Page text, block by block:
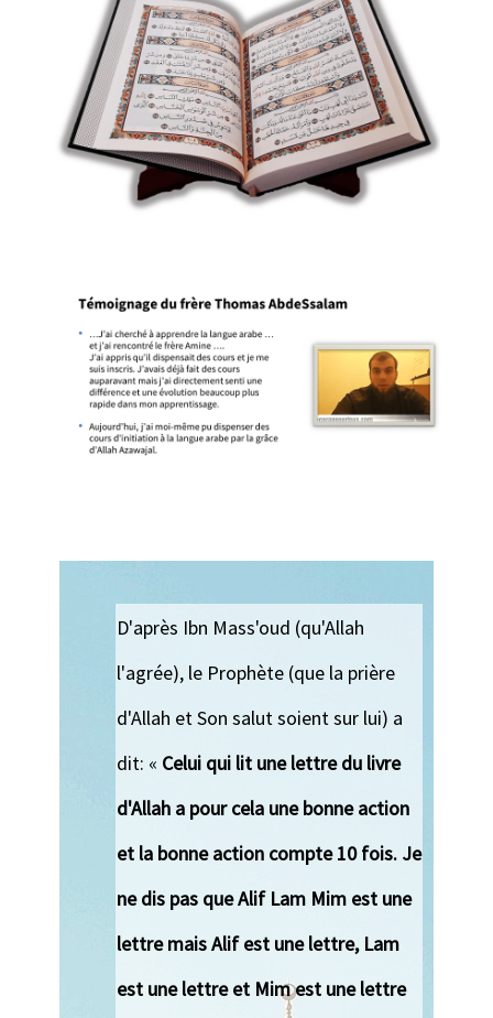
D'après Ibn Mass'oud (qu'Allah
l'agrée), le Prophète (que la prière
d'Allah et Son salut soient sur lui) a
dit: « Celui qui lit une lettre du livre
d'Allah a pour cela une bonne action
et la bonne action compte 10 fois. Je
ne dis pas que Alif Lam Mim est une
lettre mais Alif est une lettre, Lam
est une lettre et Mim est une lettre